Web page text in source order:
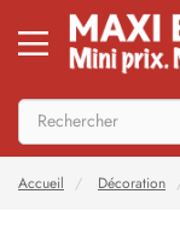
Accueil Décoration